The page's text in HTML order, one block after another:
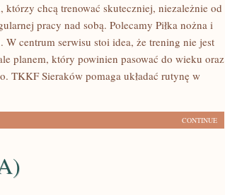
którzy chcą trenować skuteczniej, niezależnie od
pracy nad sobą. Polecamy Piłka nożna i
centrum serwisu stoi idea, że trening nie jest
planem, który powinien pasować do wieku oraz
TKKF Sieraków pomaga układać rutynę w
CONTINUE